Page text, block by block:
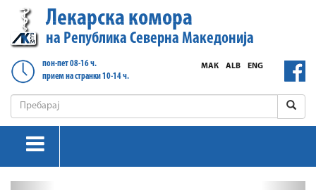
Лекарска комора
на Република Северна Македонија
пон-пет 08-16 ч.
прием на странки 10-14 ч.
ENG
ALB
МАК